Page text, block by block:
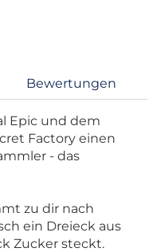
Bewertungen
Epic und dem
Factory einen
- das
zu dir nach
ein Dreieck aus
Zucker steckt.